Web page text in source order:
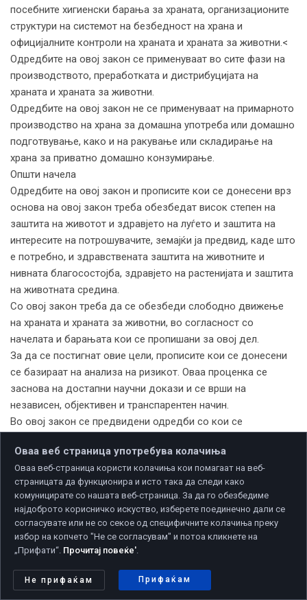
посебните хигиенски барања за храната, организационите
структури на системот на безбедност на храна и
официјалните контроли на храната и храната за животни.<
Одредбите на овој закон се применуваат во сите фази на
производството, преработката и дистрибуцијата на
храната и храната за животни.
Одредбите на овој закон не се применуваат на примарното
производство на храна за домашна употреба или домашно
подготвување, како и на ракување или складирање на
храна за приватно домашно конзумирање.
Општи начела
Одредбите на овој закон и прописите кои се донесени врз
основа на овој закон треба обезбедат висок степен на
заштита на животот и здравјето на луѓето и заштита на
интересите на потрошувачите, земајќи ја предвид, каде што
е потребно, и здравствената заштита на животните и
нивната благосостојба, здравјето на растенијата и заштита
на животната средина.
Со овој закон треба да се обезбеди слободно движење
на храната и храната за животни, во согласност со
начелата и барањата кои се пропишани за овој дел.
За да се постигнат овие цели, прописите кои се донесени
се базираат на анализа на ризикот. Оваа проценка се
заснова на достапни научни докази и се врши на
независен, објективен и транспарентен начин.
Во овој закон се предвидени одредби со кои се
- Поимот храна;
- Општи обврски во прометот со храна;
- Надлежен орган за вршење на работите од областа на
безбедноста на храна и храна за животни, како и надзор
на ветеринарните активности во областа на здравствената
заштита на животните;
- Надлежности на Министерството за земјоделство,
шумарство и водостопанство;
- Органи кои вршат работи од областа на безбедност на
Оваа веб страница употребува колачиња
Оваа веб-страница користи колачиња кои помагаат на веб-
страницата да функционира и исто така да следи како
комуницирате со нашата веб-страница. За да го обезбедиме
најдоброто корисничко искуство, изберете поединечно дали се
согласувате или не со секое од специфичните колачиња преку
избор на копчето "Не се согласувам" и потоа кликнете на
„Прифати“. Прочитај повеќе'.
Не прифаќам Прифаќам